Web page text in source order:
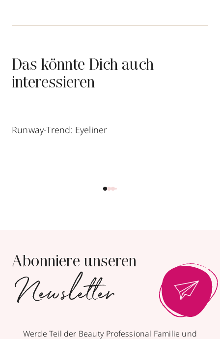
Das könnte Dich auch
interessieren
Runway-Trend: Eyeliner
Abonniere unseren
Newsletter
Werde Teil der Beauty Professional Familie und